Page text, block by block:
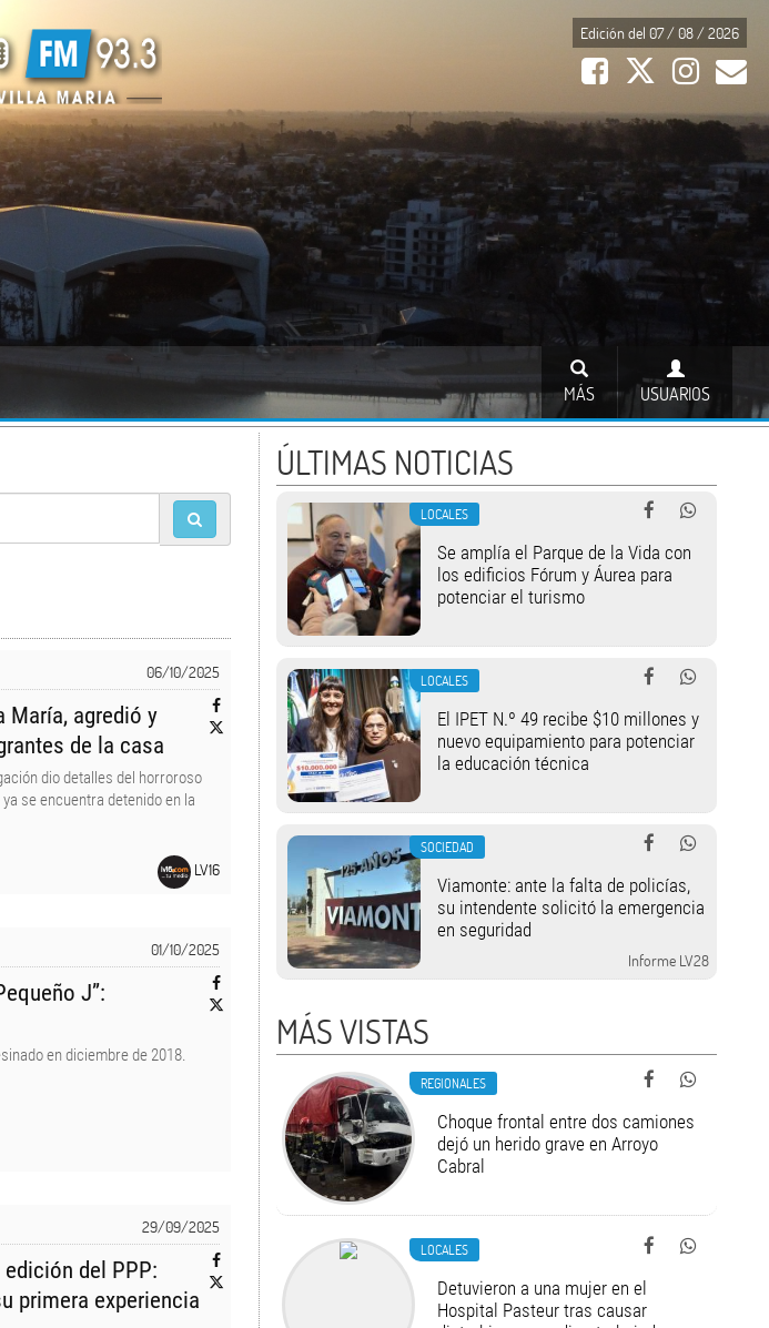
Edición del 07 / 08 / 2026
USUARIOS
MÁS
06/10/2025
María, agredió y
de la casa
dio detalles del horroroso
se encuentra detenido en la
LV16
01/10/2025
J”:
en diciembre de 2018.
29/09/2025
del PPP:
primera experiencia
ÚLTIMAS NOTICIAS
LOCALES
Se amplía el Parque de la Vida con
los edificios Fórum y Áurea para
potenciar el turismo
LOCALES
El IPET N.º 49 recibe $10 millones y
nuevo equipamiento para potenciar
la educación técnica
SOCIEDAD
Viamonte: ante la falta de policías,
su intendente solicitó la emergencia
en seguridad
Informe LV28
MÁS VISTAS
REGIONALES
Choque frontal entre dos camiones
dejó un herido grave en Arroyo
Cabral
LOCALES
Detuvieron a una mujer en el
Hospital Pasteur tras causar